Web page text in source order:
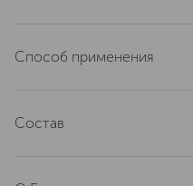
Способ применения
- стик не закручивается
Состав